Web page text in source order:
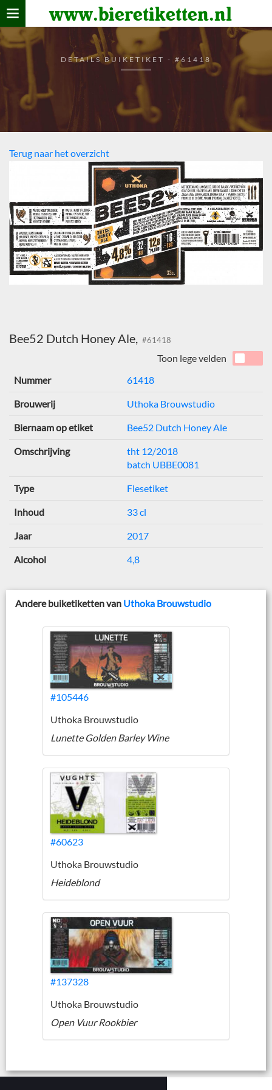
www.bieretiketten.nl
Home
verzamelen
De bierkaart
Bezoekers
DETAILS BUIKETIKET - #61418
Terug naar het overzicht
Bee52 Dutch Honey Ale, #61418
Toon lege velden
Nummer
61418
Brouwerij Uthoka Brouwstudio
Biernaam op etiket Bee52 Dutch Honey Ale
Omschrijving
tht 12/2018
batch UBBE0081
Type Flesetiket
Inhoud 33 cl
Jaar 2017
Alcohol 4,8
Andere buiketiketten van Uthoka Brouwstudio
#105446
Uthoka Brouwstudio
Lunette Golden Barley Wine
#60623
Uthoka Brouwstudio
Heideblond
#137328
Uthoka Brouwstudio
Open Vuur Rookbier